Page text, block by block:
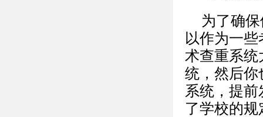
为了确
以作为一
术查重系
统，然后你
系统，提
了学校的规